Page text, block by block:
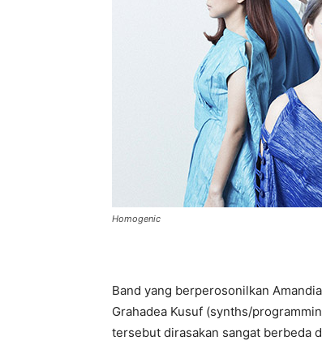
Homogenic
Band yang berperosonilkan
Grahadea Kusuf (synths/
tersebut dirasakan sangat berbeda